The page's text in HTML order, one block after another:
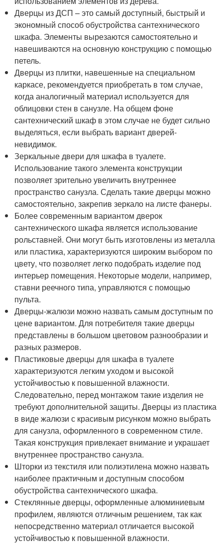
Дверцы из ДСП – это самый доступный, быстрый и
экономный способ обустройства сантехнического
шкафа. Элементы вырезаются самостоятельно и
навешиваются на основную конструкцию с помощью
петель.
Дверцы из плитки, навешенные на специальном
каркасе, рекомендуется приобретать в том случае,
когда аналогичный материал используется для
облицовки стен в санузле. На общем фоне
сантехнический шкаф в этом случае не будет сильно
выделяться, если выбрать вариант дверей-
невидимок.
Зеркальные двери для шкафа в туалете.
Использование такого элемента конструкции
позволяет зрительно увеличить внутреннее
пространство санузла. Сделать такие дверцы можно
самостоятельно, закрепив зеркало на листе фанеры.
Более современным вариантом дверок
сантехнического шкафа является использование
рольставней. Они могут быть изготовлены из металла
или пластика, характеризуются широким выбором по
цвету, что позволяет легко подобрать изделие под
интерьер помещения. Некоторые модели, например,
ставни реечного типа, управляются с помощью
пульта.
Дверцы-жалюзи можно назвать самым доступным по
цене вариантом. Для потребителя такие дверцы
представлены в большом цветовом разнообразии и
разных размеров.
Пластиковые дверцы для шкафа в туалете
характеризуются легким уходом и высокой
устойчивостью к повышенной влажности.
Следовательно, перед монтажом такие изделия не
требуют дополнительной защиты. Дверцы из пластика
в виде жалюзи с красивым рисунком можно выбрать
для санузла, оформленного в современном стиле.
Такая конструкция привлекает внимание и украшает
внутреннее пространство санузла.
Шторки из текстиля или полиэтилена можно назвать
наиболее практичным и доступным способом
обустройства сантехнического шкафа.
Стеклянные дверцы, оформленные алюминиевым
профилем, являются отличным решением, так как
непосредственно материал отличается высокой
устойчивостью к повышенной влажности.